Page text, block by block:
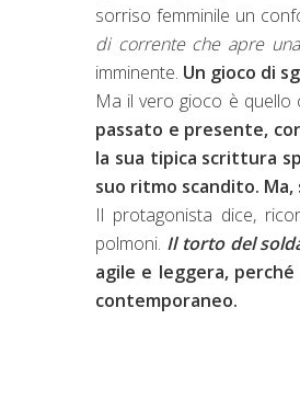
sorriso femminile un
di corrente che apre
imminente. Un gioco di
Ma il vero gioco è quello
passato e presente,
la sua tipica scrittura
suo ritmo scandito.
Il protagonista dice,
polmoni. Il torto del
agile e leggera,
contemporaneo.